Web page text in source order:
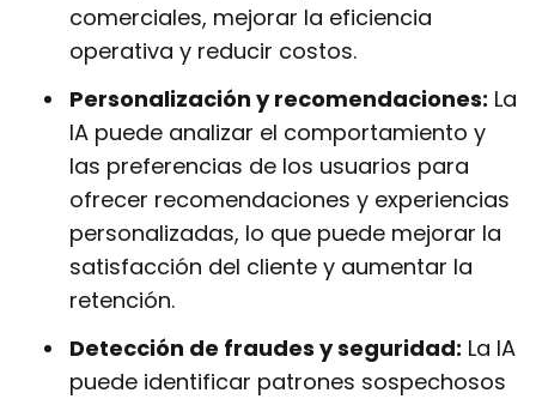
comerciales, mejorar la eficiencia
operativa y reducir costos.
Personalización y recomendaciones: La
IA puede analizar el comportamiento y
las preferencias de los usuarios para
ofrecer recomendaciones y experiencias
personalizadas, lo que puede mejorar la
satisfacción del cliente y aumentar la
retención.
Detección de fraudes y seguridad: La IA
puede identificar patrones sospechosos